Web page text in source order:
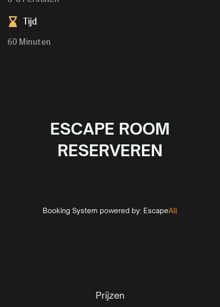
Tijd
60 Minuten
ESCAPE ROOM
RESERVEREN
Booking System powered by: EscapeAll
Prijzen